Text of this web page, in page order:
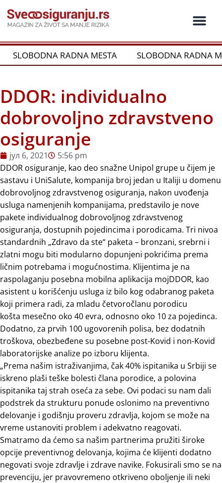
на
садржај
SLOBODNA RADNA MESTA SLOBODNA RADNA
DDOR: individualno
dobrovoljno zdravstveno
osiguranje
јул 6, 2021
5:56 pm
DDOR osiguranje, kao deo snažne Unipol grupe u čijem je
sastavu i UniSalute, kompanija broj jedan u Italiji u domenu
dobrovoljnog zdravstvenog osiguranja, nakon uvođenja
usluga namenjenih kompanijama, predstavilo je nove
pakete individualnog dobrovoljnog zdravstvenog
osiguranja, dostupnih pojedincima i porodicama. Tri nivoa
standardnih „Zdravo da ste“ paketa – bronzani, srebrni i
zlatni mogu biti modularno dopunjeni pokrićima prema
ličnim potrebama i mogućnostima. Klijentima je na
raspolaganju posebna mobilna aplikacija mojDDOR, kao
asistent u korišćenju usluga iz bilo kog odabranog paketa
koji primera radi, za mladu četvoročlanu porodicu
košta mesečno oko 40 evra, odnosno oko 10 za pojedinca.
Dodatno, za prvih 100 ugovorenih polisa, bez dodatnih
troškova, obezbeđene su posebne post-Kovid i non-Kovid
laboratorijske analize po izboru klijenta.
„Prema našim istraživanjima, čak 40% ispitanika u Srbiji se
iskreno plaši teške bolesti člana porodice, a polovina
ispitanika taj strah oseća za sebe. Ovi podaci su nam dali
podstrek da strukturu ponude oslonimo na preventivno
delovanje i godišnju proveru zdravlja, kojom se može na
vreme ustanoviti problem i adekvatno reagovati.
Smatramo da ćemo sa našim partnerima pružiti široke
opcije preventivnog delovanja, kojima će klijenti dodatno
negovati svoje zdravlje i zdrave navike. Fokusirali smo se na
prevenciju, jer pravovremeno otkriveno oboljenje ili neki